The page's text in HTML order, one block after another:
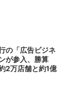
の「広告ビジネ
が参入、勝算
2万店舗と約1億